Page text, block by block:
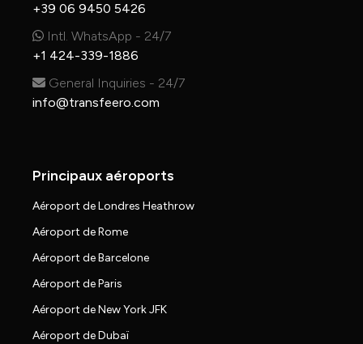
+39 06 9450 5426
Intl. WhatsApp - 24/7
+1 424-339-1886
General Inquiries - 24/7
info@transfeero.com
Principaux aéroports
Aéroport de Londres Heathrow
Aéroport de Rome
Aéroport de Barcelone
Aéroport de Paris
Aéroport de New York JFK
Aéroport de Dubaï